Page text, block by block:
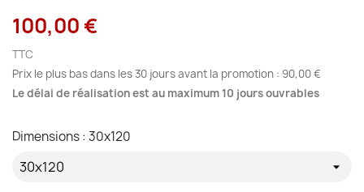
100,00 €
TTC
Prix le plus bas dans les 30 jours avant la promotion : 90,00 €
Le délai de réalisation est au maximum 10 jours ouvrables
Dimensions : 30x120